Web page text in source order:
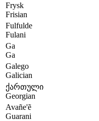
Frysk
Frisian
Fulfulde
Fulani
Ga
Ga
Galego
Galician
ქართული
Georgian
Avañe'ẽ
Guarani